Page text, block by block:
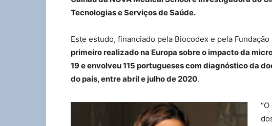
Tecnologias e Serviços de Saúde.
Este estudo, financiado pela Biocodex e pela
primeiro realizado na Europa sobre o impacto da
19 e envolveu 115 portugueses com diagnóstico da
do país, entre abril e julho de 2020.